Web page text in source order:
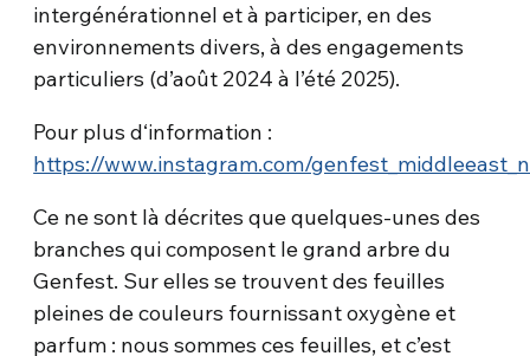
intergénérationnel et à participer, en des
environnements divers, à des engagements
particuliers (d’août 2024 à l’été 2025).
Pour plus d‘information :
https://www.instagram.com/
Ce ne sont là décrites que quelques-unes des
branches qui composent le grand arbre du
Genfest. Sur elles se trouvent des feuilles
pleines de couleurs fournissant oxygène et
parfum : nous sommes ces feuilles, et c’est